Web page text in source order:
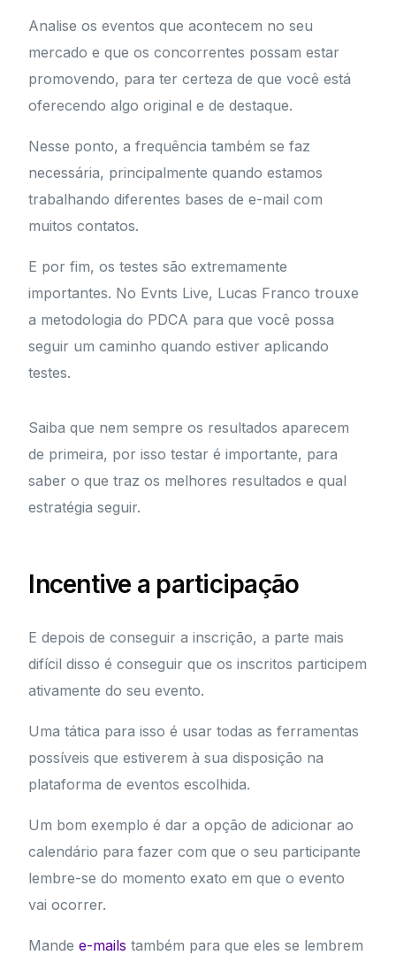
Analise os eventos que acontecem no seu
mercado e que os concorrentes possam estar
promovendo, para ter certeza de que você está
oferecendo algo original e de destaque.
Nesse ponto, a frequência também se faz
necessária, principalmente quando estamos
trabalhando diferentes bases de e-mail com
muitos contatos.
E por fim, os testes são extremamente
importantes. No Evnts Live, Lucas Franco trouxe
a metodologia do PDCA para que você possa
seguir um caminho quando estiver aplicando
testes.
Saiba que nem sempre os resultados aparecem
de primeira, por isso testar é importante, para
saber o que traz os melhores resultados e qual
estratégia seguir.
Incentive a participação
E depois de conseguir a inscrição, a parte mais
difícil disso é conseguir que os inscritos participem
ativamente do seu evento.
Uma tática para isso é usar todas as ferramentas
possíveis que estiverem à sua disposição na
plataforma de eventos escolhida.
Um bom exemplo é dar a opção de adicionar ao
calendário para fazer com que o seu participante
lembre-se do momento exato em que o evento
vai ocorrer.
Mandee-mails também para que eles se lembrem